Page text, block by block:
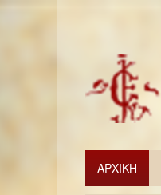
ΑΡΧΙΚΗ